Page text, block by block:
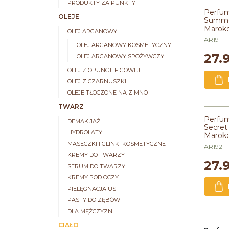
Night
AR191
Perfum
Sunrise
Secret
AR192
PRODUKTY ZA PUNKTY
OLEJE
OLEJ ARGANOWY
OLEJ ARGANOWY KOSMETYCZNY
OLEJ ARGANOWY SPOŻYWCZY
OLEJ Z OPUNCJI FIGOWEJ
OLEJ Z CZARNUSZKI
OLEJE TŁOCZONE NA ZIMNO
TWARZ
DEMAKIJAŻ
HYDROLATY
MASECZKI I GLINKI KOSMETYCZNE
KREMY DO TWARZY
SERUM DO TWARZY
KREMY POD OCZY
PIELĘGNACJA UST
PASTY DO ZĘBÓW
DLA MĘŻCZYZN
CIAŁO